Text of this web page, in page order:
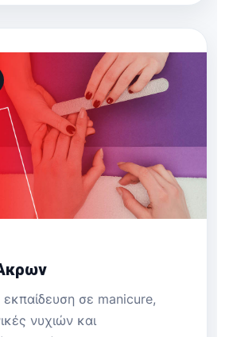
εκπαίδευση σε manicure,
νυχιών και